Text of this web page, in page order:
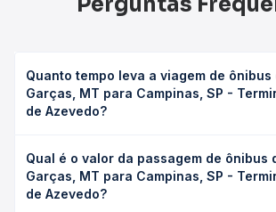
Quanto tempo leva a viagem de ônibus
Garças, MT para Campinas, SP -
de Azevedo?
- Terminal Ramos de Azevedo leva em
podendo variar conforme a viação, o tipo
(convencional, executivo ou leito) e as
Qual é o valor da passagem de ônibus
Garças, MT para Campinas, SP -
de Azevedo?